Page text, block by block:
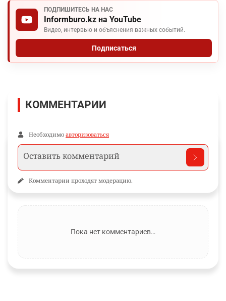
ПОДПИШИТЕСЬ НА НАС
Informburo.kz на YouTube
Видео, интервью и объяснения важных событий.
Подписаться
КОММЕНТАРИИ
Необходимо авторизоваться
Комментарии проходят модерацию.
Пока нет комментариев…